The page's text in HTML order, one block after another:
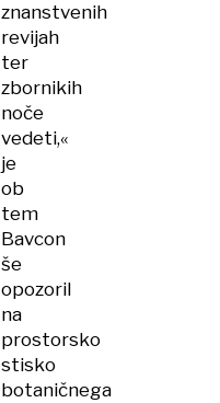
znanstvenih
revijah
ter
zbornikih
noče
vedeti,«
je
ob
tem
Bavcon
še
opozoril
na
prostorsko
stisko
botaničnega